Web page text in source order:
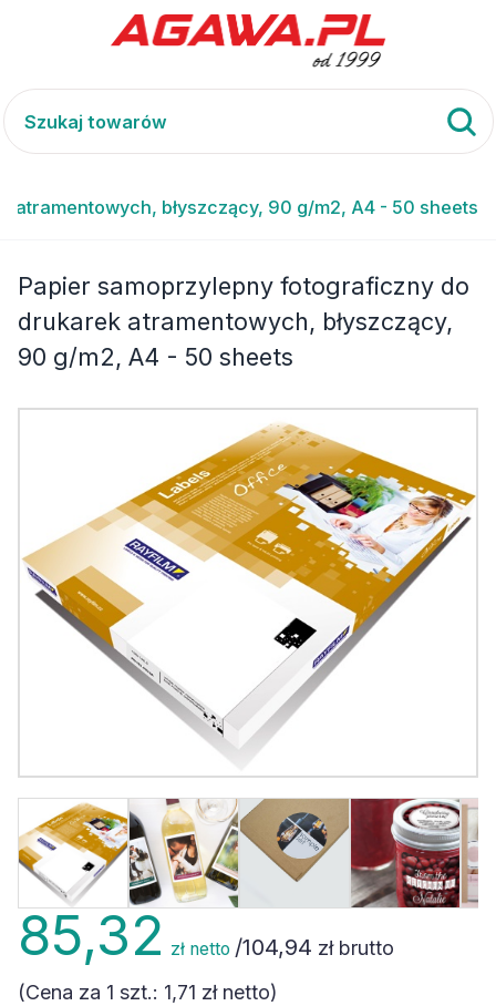
błyszczący, 90 g/m2, A4 - 50 sheets
Papier samoprzylepny fotograficzny do
drukarek atramentowych, błyszczący,
90 g/m2, A4 - 50 sheets
85,32 zł netto /104,94 zł brutto
(Cena za 1 szt.: 1,71 złnetto)